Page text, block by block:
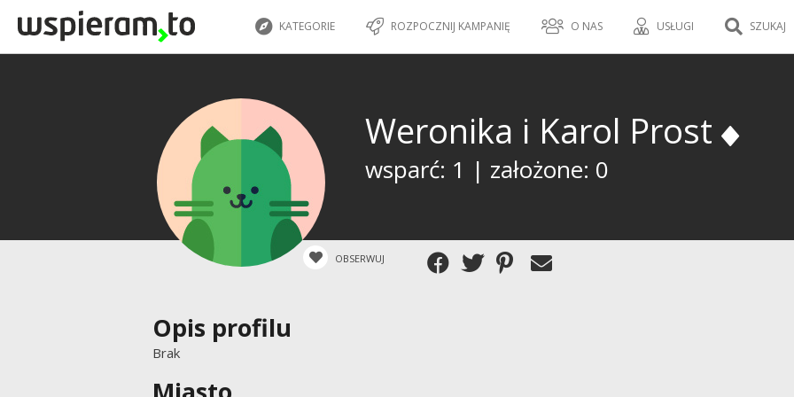
KATEGORIE ROZPOCZNIJ KAMPANIĘ O NAS USŁUGI SZUKAJ
Weronika i Karol Prost
wsparć: 1 | założone: 0
OBSERWUJ
Opis profilu
Brak